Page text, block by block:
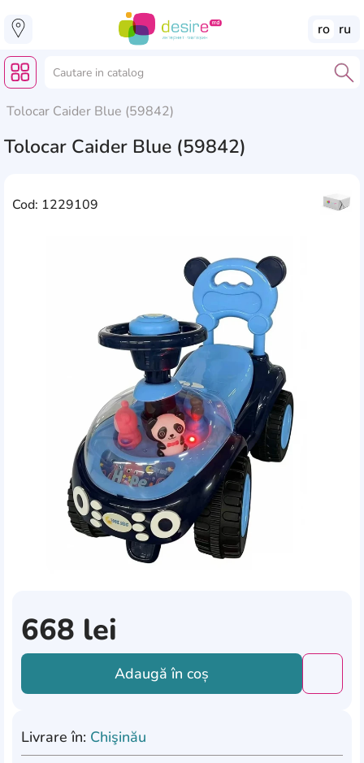
ro ru
Tolocar Caider Blue (59842)
Tolocar Caider Blue (59842)
Cod: 1229109
668 lei
Adaugă în coș
Livrare în: Chişinău